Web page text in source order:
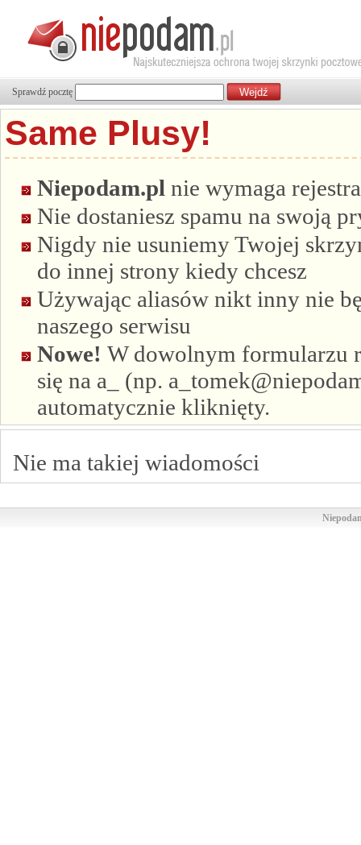
Sprawdź pocztę
Same Plusy!
Niepodam.pl nie wymaga
Nie dostaniesz spamu na swoją
Nigdy nie usuniemy Twojej
do innej strony kiedy chcesz
Używając aliasów nikt inny nie
naszego serwisu
Nowe! W dowolnym formularzu
się na a_ (np.
automatycznie kliknięty.
Nie ma takiej wiadomości